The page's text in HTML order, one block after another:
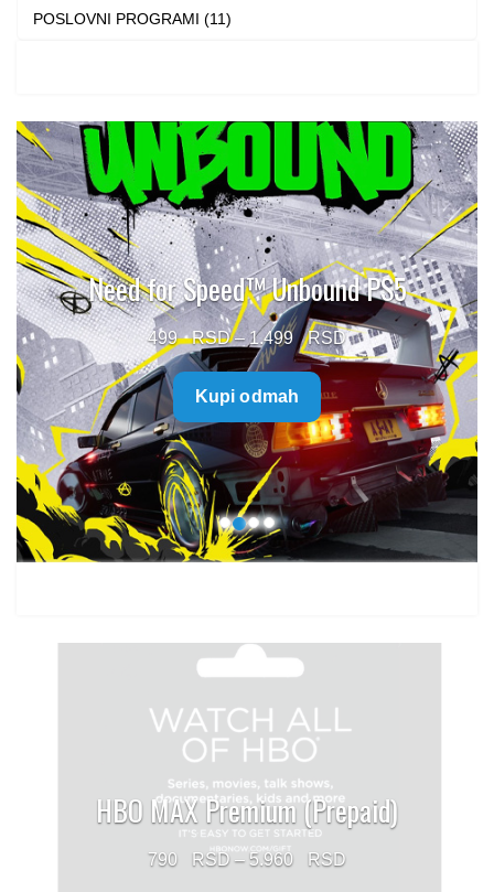
POSLOVNI PROGRAMI (11)
Need for Speed™ Unbound PS5
499 – 1.499
Price
range:
499 $
through
1.499 $
Kupi odmah
HBO MAX Premium (Prepaid)
790 – 5.960
Price